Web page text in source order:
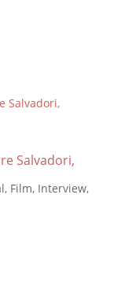
Salvadori,
, Film, Interview,